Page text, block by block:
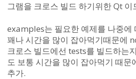
그램을 크로스 빌드 하기위한 Qt 이
examples는 필요한 예제를 나중에
꽤나 시간을 많이 잡아먹기때문에
크로스 빌드에선 tests를 빌드하는
도 보통 시간을 많이 잡아먹기 때문
추가.